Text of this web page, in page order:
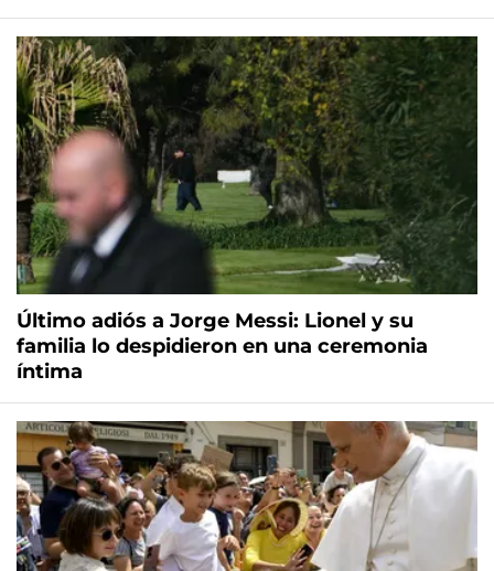
Último adiós a Jorge Messi: Lionel y su
familia lo despidieron en una ceremonia
íntima